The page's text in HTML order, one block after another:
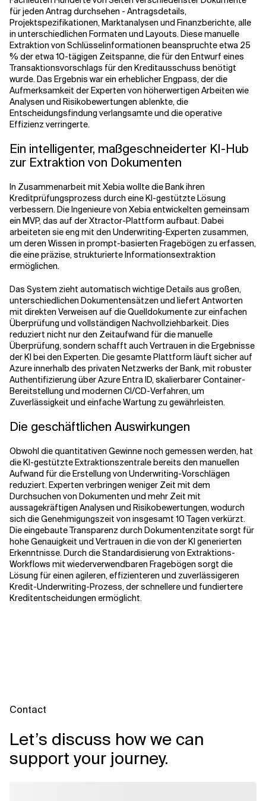
für jeden Antrag durchsehen - Antragsdetails,
Projektspezifikationen, Marktanalysen und Finanzberichte, alle
in unterschiedlichen Formaten und Layouts. Diese manuelle
Extraktion von Schlüsselinformationen beanspruchte etwa 25
% der etwa 10-tägigen Zeitspanne, die für den Entwurf eines
Transaktionsvorschlags für den Kreditausschuss benötigt
wurde. Das Ergebnis war ein erheblicher Engpass, der die
Aufmerksamkeit der Experten von höherwertigen Arbeiten wie
Analysen und Risikobewertungen ablenkte, die
Entscheidungsfindung verlangsamte und die operative
Effizienz verringerte.
Ein intelligenter, maßgeschneiderter KI-Hub
zur Extraktion von Dokumenten
In Zusammenarbeit mit Xebia wollte die Bank ihren
Kreditprüfungsprozess durch eine KI-gestützte Lösung
verbessern. Die Ingenieure von Xebia entwickelten gemeinsam
ein MVP, das auf der Xtractor-Plattform aufbaut. Dabei
arbeiteten sie eng mit den Underwriting-Experten zusammen,
um deren Wissen in prompt-basierten Fragebögen zu erfassen,
die eine präzise, strukturierte Informationsextraktion
ermöglichen.
Das System zieht automatisch wichtige Details aus großen,
unterschiedlichen Dokumentensätzen und liefert Antworten
mit direkten Verweisen auf die Quelldokumente zur einfachen
Überprüfung und vollständigen Nachvollziehbarkeit. Dies
reduziert nicht nur den Zeitaufwand für die manuelle
Überprüfung, sondern schafft auch Vertrauen in die Ergebnisse
der KI bei den Experten. Die gesamte Plattform läuft sicher auf
Azure innerhalb des privaten Netzwerks der Bank, mit robuster
Authentifizierung über Azure Entra ID, skalierbarer Container-
Bereitstellung und modernen CI/CD-Verfahren, um
Zuverlässigkeit und einfache Wartung zu gewährleisten.
Die geschäftlichen Auswirkungen
Obwohl die quantitativen Gewinne noch gemessen werden, hat
die KI-gestützte Extraktionszentrale bereits den manuellen
Aufwand für die Erstellung von Underwriting-Vorschlägen
reduziert. Experten verbringen weniger Zeit mit dem
Durchsuchen von Dokumenten und mehr Zeit mit
aussagekräftigen Analysen und Risikobewertungen, wodurch
sich die Genehmigungszeit von insgesamt 10 Tagen verkürzt.
Die eingebaute Transparenz durch Dokumentenzitate sorgt für
hohe Genauigkeit und Vertrauen in die von der KI generierten
Erkenntnisse. Durch die Standardisierung von Extraktions-
Workflows mit wiederverwendbaren Fragebögen sorgt die
Lösung für einen agileren, effizienteren und zuverlässigeren
Kredit-Underwriting-Prozess, der schnellere und fundiertere
Kreditentscheidungen ermöglicht.
Contact
Let’s discuss how we can
support your journey.